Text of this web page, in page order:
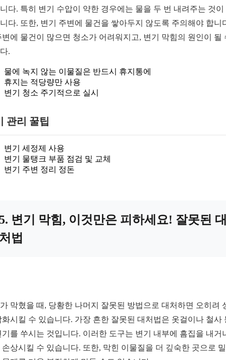
다. 특히 변기 수압이 약한 경우에는 물을 두 번 내려주는 것이
다. 또한, 변기 주변에 물건을 쌓아두지 않도록 주의해야 합니
변에 물건이 많으면 청소가 어려워지고, 변기 막힘의 원인이 될
.
물에 녹지 않는 이물질은 반드시 휴지통에
휴지는 적당량만 사용
변기 청소 주기적으로 실시
관리 꿀팁
변기 세정제 사용
변기 물탱크 부품 점검 및 교체
변기 주변 정리 정돈
변기 막힘, 이것만은 피하세요! 잘못된
법
막혔을 때, 당황한 나머지 잘못된 방법으로 대처하면 오히려
화시킬 수 있습니다. 가장 흔한 잘못된 대처법은 옷걸이나 철사
기를 쑤시는 것입니다. 이러한 도구는 변기 내부에 흠집을 내거
손상시킬 수 있습니다. 또한, 막힌 이물질을 더 깊숙한 곳으로